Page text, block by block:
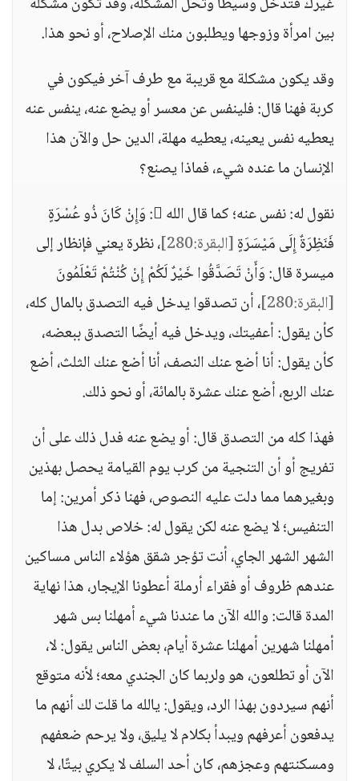
بين امرأة وزوجها ويطلبون منك الإصلاح، أو نحو هذا.
وقد يكون مشكلة مع قريبة مع طرف آخر فيكون في
كربة فهنا قال: فلينفس عن معسر أو يضع عنه، ينفس عنه
يعطيه نفس يعينه، يعطيه مهلة، الدين حل والآن هذا
الإنسان ما عنده شيء، فماذا يصنع؟
نقول له: نفس عنه؛ كما قال الله : وَإِنْ كَانَ ذُو عُسْرَةٍ
فَنَظِرَةٌ إِلَى مَيْسَرَةٍ[البقرة:280]
، نظرة يعني فإنظار إلى
ميسرة قال: وَأَنْ تَصَدَّقُوا خَيْرٌ لَكُمْ إِنْ كُنْتُمْ تَعْلَمُونَ
[البقرة:280]
، أن تصدقوا يدخل فيه التصدق بالمال كله،
كأن يقول: أعفيتك، ويدخل فيه أيضًا التصدق ببعضه،
كأن يقول: أنا أضع عنك النصف، أنا أضع عنك الثلث، أضع
عنك الربع، أضع عنك عشرة بالمائة، أو نحو ذلك.
فهذا كله من التصدق قال: أو يضع عنه فدل ذلك على أن
تفريج أو أن التنجية من كرب يوم القيامة يحصل بهذين
وبغيرهما مما دلت عليه النصوص، فهنا ذكر أمرين: إما
التنفيس؛ لا يضع عنه لكن يقول له: خلاص بدل هذا
الشهر الشهر الجاي، أنت تؤجر شقق هؤلاء الناس مساكين
عندهم ظروف أو فقراء أرملة أعطونا الإيجار، هذا نهاية
المدة قالت: والله الآن ما عندنا شيء أمهلنا بس شهر
أمهلنا شهرين أمهلنا عشرة أيام، بعض الناس يقول: لا،
الآن أو تطلعون، هو ولربما كان الجندي معه؛ لأنه متوقع
أنهم سيردون بهذا الرد، ويقول: يالله ما قلت لك أنهم ما
يدفعون أعرفهم ويبدأ بكلام لا يليق، ولا يرحم ضعفهم
ومسكنتهم وعجزهم، كان أحد السلف لا يكري بيتًا، لا